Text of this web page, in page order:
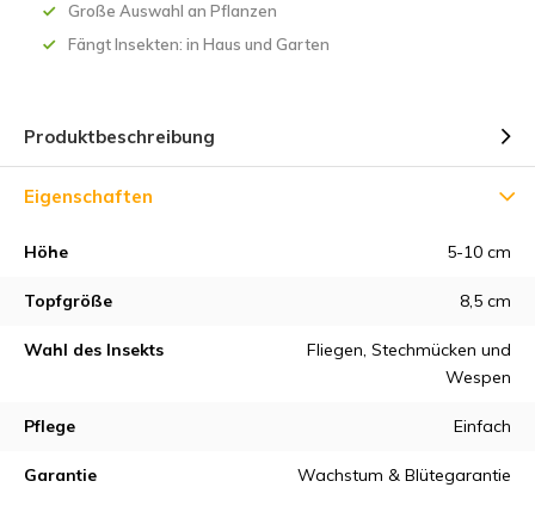
Große Auswahl an Pflanzen
Fängt Insekten: in Haus und Garten
Produktbeschreibung
Eigenschaften
Höhe 5-10 cm
Topfgröße 8,5 cm
Wahl des Insekts
Fliegen, Stechmücken und
Wespen
Pflege Einfach
Garantie Wachstum & Blütegarantie